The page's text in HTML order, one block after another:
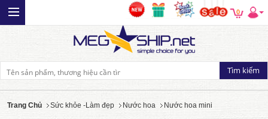
0
Trang Chủ Sức khỏe -Làm đẹp Nước hoa Nước hoa mini